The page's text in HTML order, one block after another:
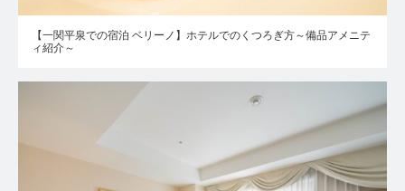
【一関平泉での宿泊 ベリーノ】ホテルでのくつろぎ方～備品アメニテ
ィ紹介～